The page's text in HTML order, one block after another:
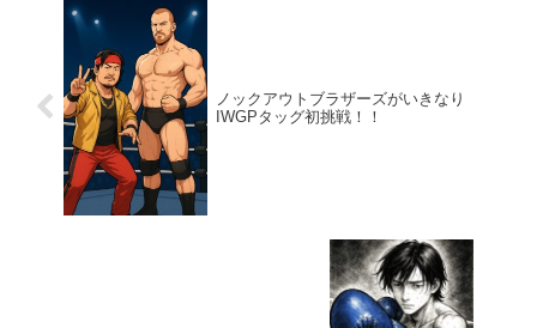
ノックアウトブラザーズがいきなり
IWGPタッグ初挑戦！！